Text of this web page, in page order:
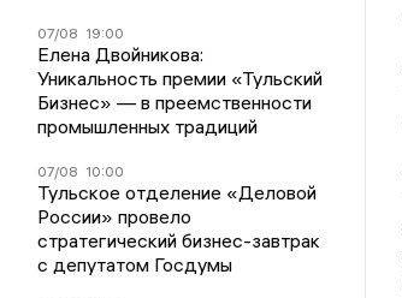
07/08 19:00
Елена Двойникова:
Уникальность премии «Тульский
Бизнес» — в преемственности
промышленных традиций
07/08 10:00
Тульское отделение «Деловой
России» провело
стратегический бизнес-завтрак
с депутатом Госдумы